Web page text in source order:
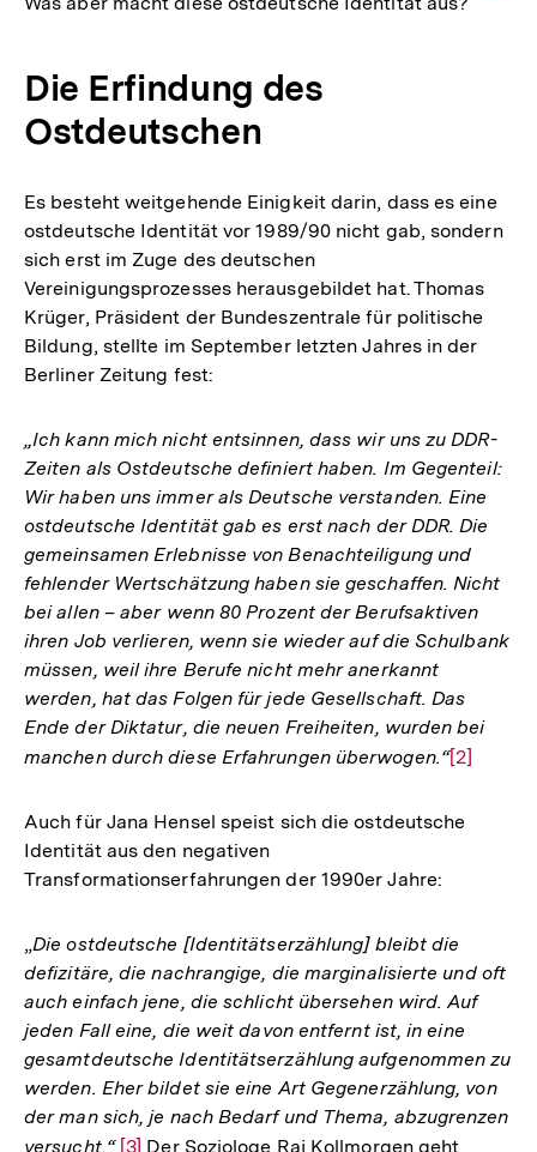
Die Erfindung des
Ostdeutschen
Es besteht weitgehende Einigkeit darin, dass es eine
ostdeutsche Identität vor 1989/90 nicht gab, sondern
sich erst im Zuge des deutschen
Vereinigungsprozesses herausgebildet hat. Thomas
Krüger, Präsident der Bundeszentrale für politische
Bildung, stellte im September letzten Jahres in der
Berliner Zeitung fest:
„Ich kann mich nicht entsinnen, dass wir uns zu DDR-
Zeiten als Ostdeutsche definiert haben. Im Gegenteil:
Wir haben uns immer als Deutsche verstanden. Eine
ostdeutsche Identität gab es erst nach der DDR. Die
gemeinsamen Erlebnisse von Benachteiligung und
fehlender Wertschätzung haben sie geschaffen. Nicht
bei allen – aber wenn 80 Prozent der Berufsaktiven
ihren Job verlieren, wenn sie wieder auf die Schulbank
müssen, weil ihre Berufe nicht mehr anerkannt
werden, hat das Folgen für jede Gesellschaft. Das
Ende der Diktatur, die neuen Freiheiten, wurden bei
manchen durch diese Erfahrungen überwogen.“Zur
der
[2]
Auch für Jana Hensel speist sich die ostdeutsche
Identität aus den negativen
Transformationserfahrungen der 1990er Jahre:
„Die ostdeutsche [Identitätserzählung] bleibt die
defizitäre, die nachrangige, die marginalisierte und oft
auch einfach jene, die schlicht übersehen wird. Auf
jeden Fall eine, die weit davon entfernt ist, in eine
gesamtdeutsche Identitätserzählung aufgenommen zu
werden. Eher bildet sie eine Art Gegenerzählung, von
der man sich, je nach Bedarf und Thema, abzugrenzen
versucht.“ Zur
[3] Der Soziologe Raj Kollmorgen geht